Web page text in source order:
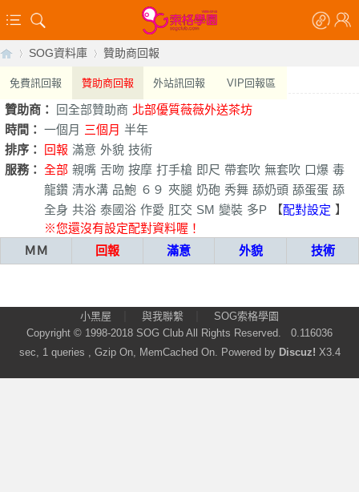
【›
SOG資料庫
›
贊助商回報
免費訊回報 贊助商回報 外站訊回報 VIP回報區
贊助商： 回全部贊助商 北部優質薇薇外送茶坊
時間： 一個月 三個月 半年
排序：
回報 滿意 外貌 技術
服務： 全部 親嘴 舌吻 按摩 打手槍 即尺 帶套吹 無套吹 口爆 毒
龍鑽 清水溝 品鮑 ６９ 夾腿 奶砲 秀舞 舔奶頭 舔蛋蛋 舔
全身 共浴 泰國浴 作愛 肛交 SM 變裝 多P 【配對設定 】
※您還沒有設定配對資料喔！
ＭＭ
回報 滿意 外貌 技術
小黑屋 與我聯繫
SOG索格學園
Copyright © 1998-2018 SOG Club All Rights Reserved. 0.116036
sec, 1 queries , Gzip On, MemCached On. Powered by Discuz! X3.4